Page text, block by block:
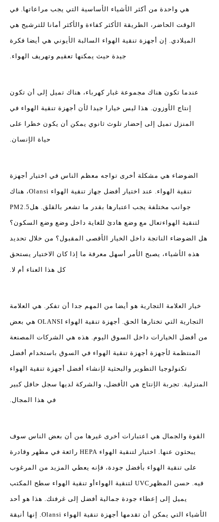
هي واحدة من أكثر الأشياء الأساسية التي يجب مراعاتها. في
الوقت الحاضر، الطريقة الأكثر كفاءة والأكثر أمانا للترشيح هي
الميلادي. إن أجهزة تنقية الهواء السالبة الأيوني هي أيضا فكرة
جيدة حيث يمكنها تعقيم وتهريف الهواء.
عندما تكون هناك مجموعة غبار كهرباء، هناك تميل إلى أن تكون
إنتاج الأوزون. هذا ليس خيارا جيدا لأن أجهزة تنقية الهواء في
المنزل تميل إلى إحضار تلوث ثانوي يمكن أن يكون خطرا على
حياة الإنسان.
الضوضاء هي مشكلة أخرى تواجه معظم الناس في اختيار أجهزة
تنقية الهواء. عند اختيار أفضل جهاز تنقية الهواء Olansi، هناك
جوانب مختلفة يجب اعتبارها بقدر ما تشعر بالقلق. هل PM2.5
لتنقية الهواءتعال مع وضع هادئ للغاية داخل وضع وضع السكون؟
هل الضوضاء الناتجة داخل الخيار الأقصى المقبول؟ من خلال تحديد
هذه الأشياء، يصبح الأمر أسهل معرفة ما إذا كان الاختيار يستحق
كل هذا العناء أم لا.
خيار العلامة التجارية هو أيضا من المهم جدا أن تفكر. هي العلامة
التجارية التي تختارها الحق. أجهزة تنقية الهواء OLANSI هي بعض
من أفضل الخيارات داخل السوق اليوم. هذه هي الشركات المصنعة
المنتظمة لأجهزة أجهزة تنقية الهواء في السوق باستخدام أفضل
تكنولوجيا التطوير والبحثية لإنشاء أفضل أجهزة تنقية الهواء
المنزلية. تجربة الإنتاج هي الأفضل، والشركة لديها سجل حافل كبير
في هذا المجال.
القوة والجمال هي اعتبارات أخرى غيرها من أن بعض الناس سوف
يبحثون عنها. اختيار لتنقية الهواء HEPA رائعة في مظهر وقادرة
على تنقية الهواء بأفضل جودة، فإنه يعطي المزيد من المرغوب
فيه. حسن المظهر UVC لتنقية الهواء أو تنقية الهواء سطح المكتب
يميل إلى إعطاء جودة جمالية أفضل إلى غرفتك. هذا هو أحد
الأشياء التي يمكن أن تقدمها أجهزة تنقية الهواء Olansi. إنها أنيقة